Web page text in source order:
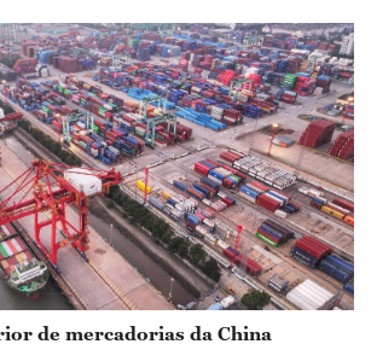
de mercadorias da China